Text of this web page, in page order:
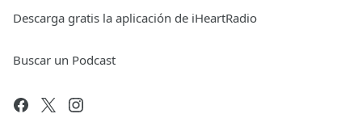
Descarga gratis la aplicación de iHeartRadio
Buscar un Podcast